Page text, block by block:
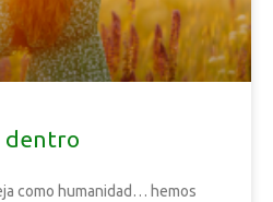
dentro
como humanidad… hemos